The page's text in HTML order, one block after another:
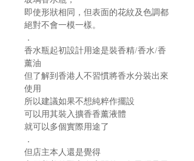
即使形狀相同，但表面的花紋及色調都
絕對不會一模一樣。
．
香水瓶起初設計用途是裝香精/香水/香
薰油
但了解到香港人不習慣將香水分裝出來
使用
所以建議如果不想純粹作擺設
可以用其裝入擴香香薰液體
就可以多個實際用途了
．
但店主本人還是覺得